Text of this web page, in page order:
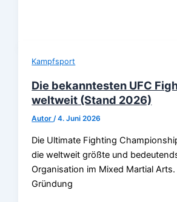
Kampfsport
Die bekanntesten UFC
weltweit (Stand 2026)
Autor/4. Juni 2026
Die Ultimate Fighting
die weltweit größte und
Organisation im Mixed Martial Arts.
Gründung